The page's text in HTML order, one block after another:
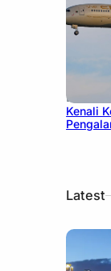
Kenali
Latest